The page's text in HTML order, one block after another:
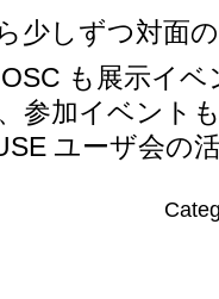
少しずつ対面
も展示イ
参加イベント
ユーザ会の